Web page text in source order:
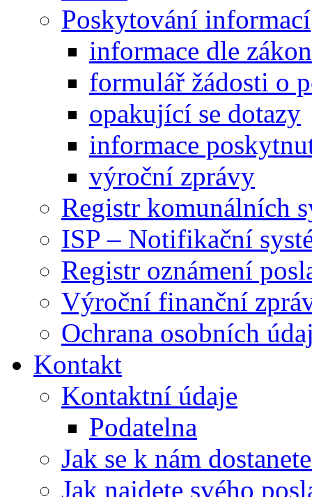
Poskytování informací
informace dle
formulář žádosti o
opakující se dotazy
informace
výroční zprávy
Registr komunálních
ISP – Notifikační
Registr oznámení
Výroční finanční
Ochrana osobních
Kontakt
Kontaktní údaje
Podatelna
Jak se k nám
Jak najdete svého